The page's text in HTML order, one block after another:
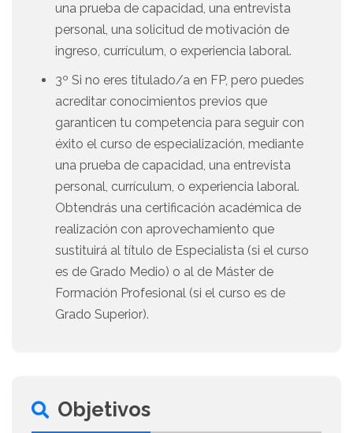
una prueba de capacidad, una entrevista
personal, una solicitud de motivación de
ingreso, currículum, o experiencia laboral.
3º Si no eres titulado/a en FP, pero puedes
acreditar conocimientos previos que
garanticen tu competencia para seguir con
éxito el curso de especialización, mediante
una prueba de capacidad, una entrevista
personal, currículum, o experiencia laboral.
Obtendrás una certificación académica de
realización con aprovechamiento que
sustituirá al título de Especialista (si el curso
es de Grado Medio) o al de Máster de
Formación Profesional (si el curso es de
Grado Superior).
Objetivos